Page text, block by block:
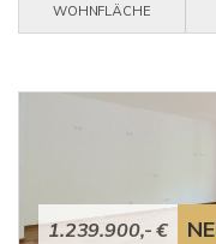
WOHNFLÄCHE
1.239.900,- €